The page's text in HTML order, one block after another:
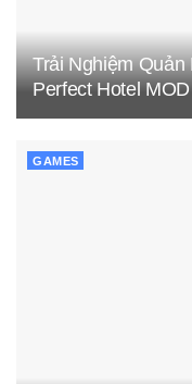
Trải Nghiệm Quản
Perfect Hotel
GAMES